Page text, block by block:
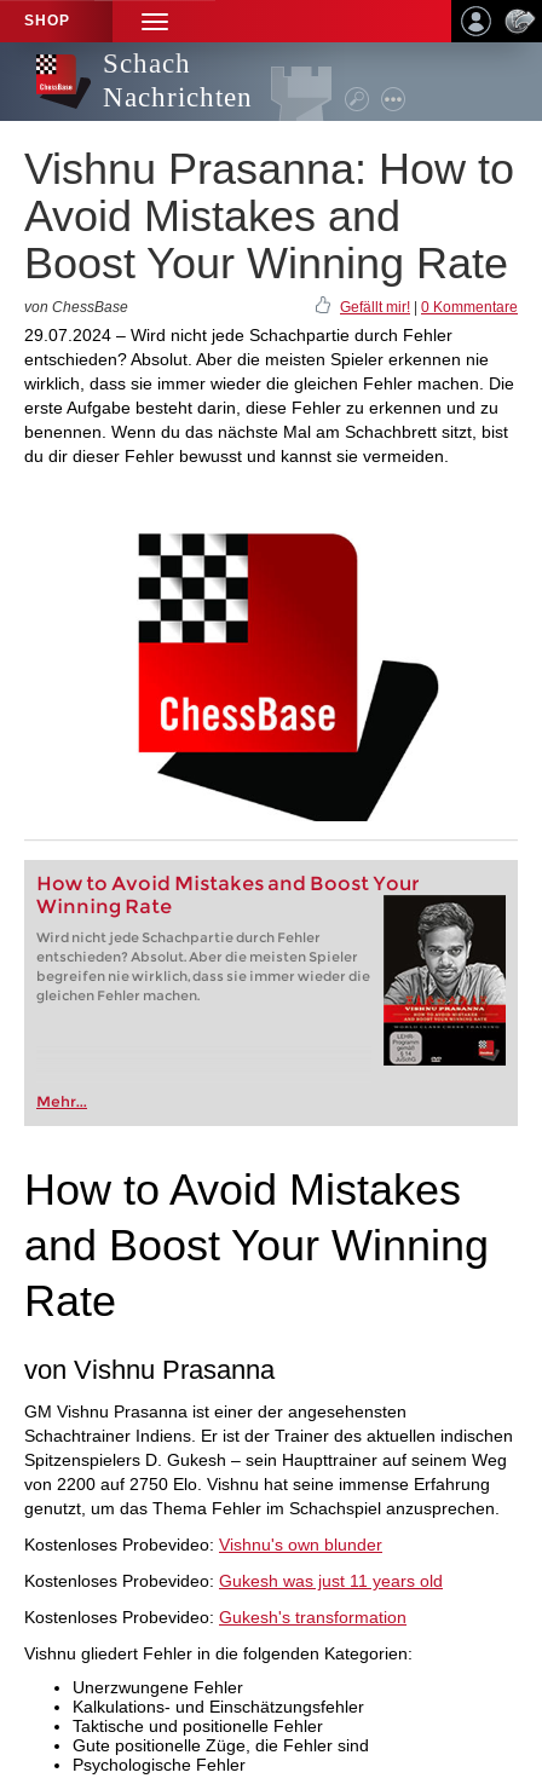
SHOP
TOGGLE
NAVIGATION
Schach
Nachrichten
Vishnu Prasanna: How to
Avoid Mistakes and
Boost Your Winning Rate
von ChessBase Gefällt mir! 0 Kommentare
29.07.2024 – Wird nicht jede Schachpartie durch Fehler
entschieden? Absolut. Aber die meisten Spieler erkennen nie
wirklich, dass sie immer wieder die gleichen Fehler machen. Die
erste Aufgabe besteht darin, diese Fehler zu erkennen und zu
benennen. Wenn du das nächste Mal am Schachbrett sitzt, bist
du dir dieser Fehler bewusst und kannst sie vermeiden.
How to Avoid Mistakes and Boost Your
Winning Rate
Wird nicht jede Schachpartie durch Fehler
entschieden? Absolut. Aber die meisten Spieler
begreifen nie wirklich, dass sie immer wieder die
gleichen Fehler machen.
Mehr...
How to Avoid Mistakes
and Boost Your Winning
Rate
von Vishnu Prasanna
GM Vishnu Prasanna ist einer der angesehensten
Schachtrainer Indiens. Er ist der Trainer des aktuellen indischen
Spitzenspielers D. Gukesh – sein Haupttrainer auf seinem Weg
von 2200 auf 2750 Elo. Vishnu hat seine immense Erfahrung
genutzt, um das Thema Fehler im Schachspiel anzusprechen.
Kostenloses Probevideo: Vishnu's own blunder
Kostenloses Probevideo: Gukesh was just 11 years old
Kostenloses Probevideo: Gukesh's transformation
Vishnu gliedert Fehler in die folgenden Kategorien:
Unerzwungene Fehler
Kalkulations- und Einschätzungsfehler
Taktische und positionelle Fehler
Gute positionelle Züge, die Fehler sind
Psychologische Fehler